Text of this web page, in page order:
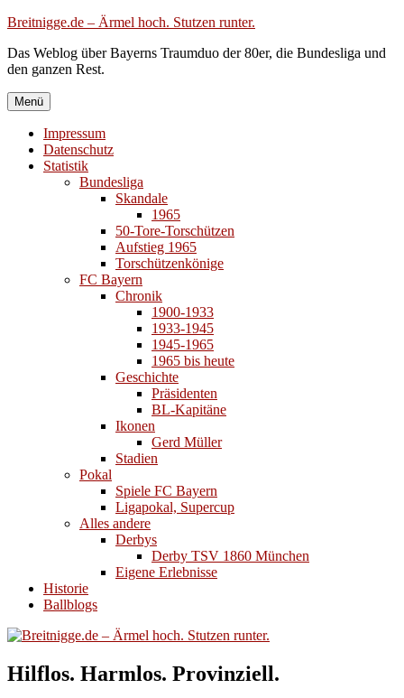
Zum
springen
Breitnigge.de – Ärmel hoch. Stutzen runter.
Das Weblog über Bayerns Traumduo der 80er, die Bundesliga und
den ganzen Rest.
Menü
Impressum
Datenschutz
Statistik
Bundesliga
Skandale
1965
50-Tore-Torschützen
Aufstieg 1965
Torschützenkönige
FC Bayern
Chronik
1900-1933
1933-1945
1945-1965
1965 bis heute
Geschichte
Präsidenten
BL-Kapitäne
Ikonen
Gerd Müller
Stadien
Pokal
Spiele FC Bayern
Ligapokal, Supercup
Alles andere
Derbys
Derby TSV 1860 München
Eigene Erlebnisse
Historie
Ballblogs
Hilflos. Harmlos. Provinziell.